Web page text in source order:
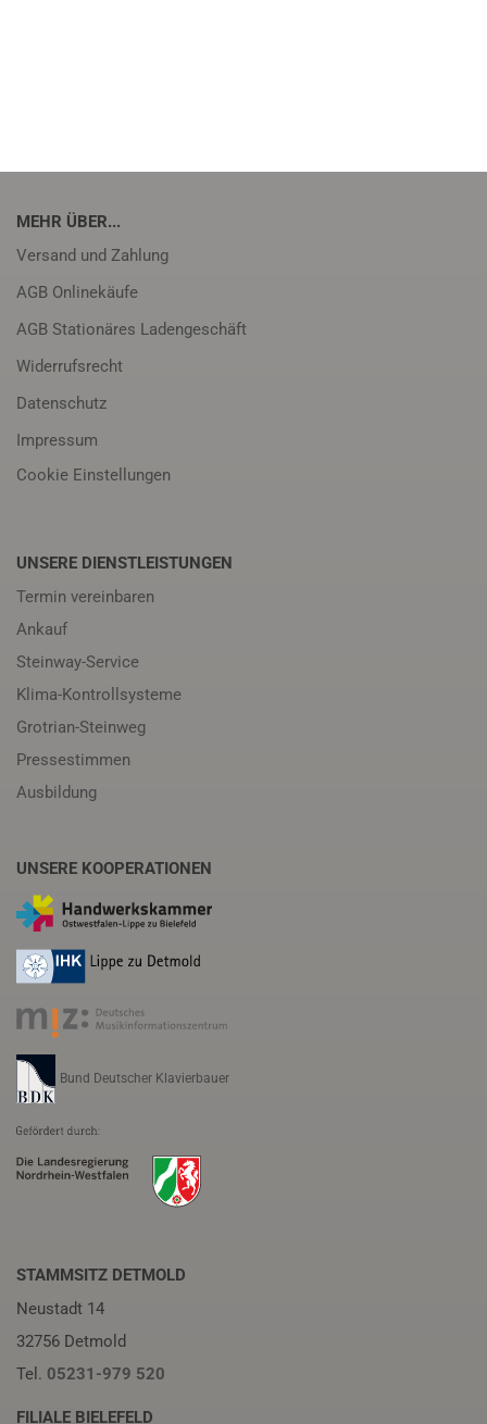
MEHR ÜBER...
Versand und Zahlung
AGB Onlinekäufe
AGB Stationäres Ladengeschäft
Widerrufsrecht
Datenschutz
Impressum
Cookie Einstellungen
UNSERE DIENSTLEISTUNGEN
Termin vereinbaren
Ankauf
Steinway-Service
Klima-Kontrollsysteme
Grotrian-Steinweg
Pressestimmen
Ausbildung
UNSERE KOOPERATIONEN
Bund Deutscher Klavierbauer
STAMMSITZ DETMOLD
Neustadt 14
32756 Detmold
Tel. 05231-979 520
FILIALE BIELEFELD